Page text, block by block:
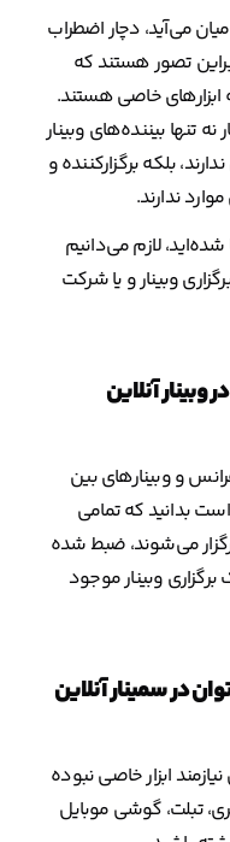
میان می‌آید، دچار اضطراب
تصور هستند که
ابزارهای خاصی هستند.
نه تنها بیننده‌های وبینار
بلکه برگزارکننده و
ندارند.
شده‌اید، لازم می‌دانیم
وبینار و یا شرکت
وبینار آنلاین
و وبینارهای بین
بدانید که تمامی
می‌شوند، ضبط شده
وبینار موجود
در سمینار آنلاین
ابزار خاصی نبوده
تبلت، گوشی موبایل